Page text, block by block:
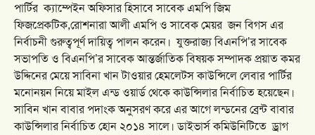
পার্টির ক্যাম্পেইন অফিসার হিসাবে সাবেক এমপি জিম
ফিজপ্রেকটিক,রোশনারা আলী এমপি ও সাবেক মেয়র জন বিগস এর
নির্বাচনী গুরুত্বপূর্ণ দায়িত্ব পালন করেন। যুক্তরাজ্য বিএনপি’র সাবেক
সভাপতি ও বিএনপি’র সাবেক আন্তর্জাতিক বিষয়ক সম্পাদক প্রয়াত কমর
উদ্দিনের মেয়ে সাবিনা খান টাওয়ার হেমলেটস কাউন্সিলে লেবার পার্টির
মনোনয়ন নিয়ে মাইল এন্ড ওয়ার্ড থেকে কাউন্সিলার নির্বাচিত হয়েছেন।
সাবিন খান বাবার পদাংক অনুসরণ করে এর আগে লন্ডনের ব্রেন্ট বাবার
কাউন্সিলার নির্বাচিত হোন ২০১৪ সালে। ডাইভার্স কমিউনিটিতে ড্রাগ